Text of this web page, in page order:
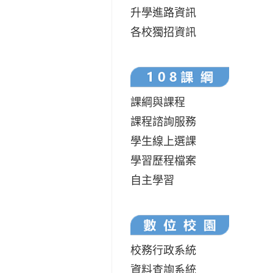
升學進路資訊
各校獨招資訊
課綱與課程
課程諮詢服務
學生線上選課
學習歷程檔案
自主學習
校務行政系統
資料查詢系統